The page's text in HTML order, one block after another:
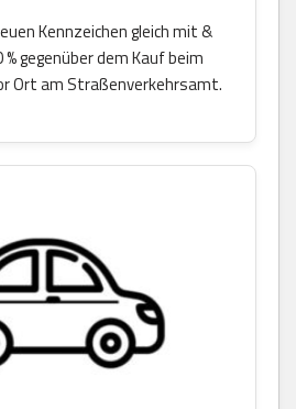
Kennzeichen gleich mit &
gegenüber dem Kauf beim
Ort am Straßenverkehrsamt.